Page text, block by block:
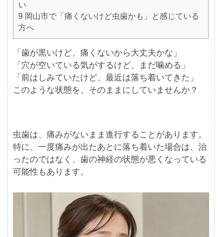
い
9 岡山市で「痛くないけど虫歯かも」と感じている
方へ
「歯が黒いけど、痛くないから大丈夫かな」
「穴が空いている気がするけど、まだ噛める」
「前はしみていたけど、最近は落ち着いてきた」
このような状態を、そのままにしていませんか？
虫歯は、痛みがないまま進行することがあります。
特に、一度痛みが出たあとに落ち着いた場合は、治
ったのではなく、歯の神経の状態が悪くなっている
可能性もあります。